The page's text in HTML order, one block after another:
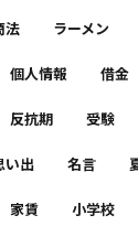
法 ラーメン
個人情報 借金
反抗期 受験
い出 名言
家賃 小学校